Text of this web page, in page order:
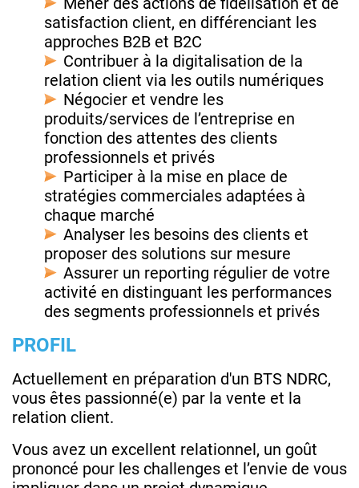
satisfaction client, en différenciant les
approches B2B et B2C
Contribuer à la digitalisation de la
relation client via les outils numériques
Négocier et vendre les
produits/services de l’entreprise en
fonction des attentes des clients
professionnels et privés
Participer à la mise en place de
stratégies commerciales adaptées à
chaque marché
Analyser les besoins des clients et
proposer des solutions sur mesure
Assurer un reporting régulier de votre
activité en distinguant les performances
des segments professionnels et privés
PROFIL
Actuellement en préparation d'un BTS NDRC,
vous êtes passionné(e) par la vente et la
relation client.
Vous avez un excellent relationnel, un goût
prononcé pour les challenges et l’envie de vous